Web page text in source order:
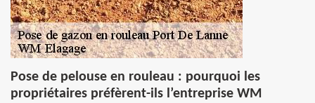
Pose de pelouse en rouleau : pourquoi les
propriétaires préfèrent-ils l’entreprise WM